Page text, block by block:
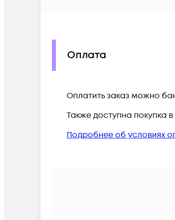
Оплата
Оплатить заказ можно
Также доступна покупка
Подробнее об условиях